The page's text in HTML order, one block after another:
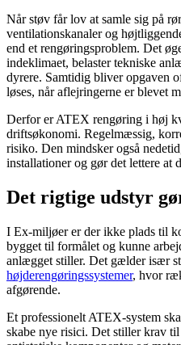
Når støv får lov at samle sig på
ventilationskanaler og
end et rengøringsproblem. Det
indeklimaet, belaster tekniske
dyrere. Samtidig bliver opgaven
løses, når aflejringerne er blevet
Derfor er ATEX rengøring i høj
driftsøkonomi. Regelmæssig,
risiko. Den mindsker også
installationer og gør det lettere at
Det rigtige udstyr
I Ex-miljøer er der ikke plads til
bygget til formålet og kunne
anlægget stiller. Det gælder især
højderengøringssystemer, hvor
afgørende.
Et professionelt ATEX-system
skabe nye risici. Det stiller krav